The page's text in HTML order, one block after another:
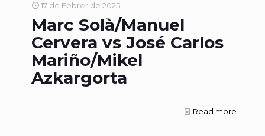
17 de Febrer de 2025
Marc Solà/Manuel
Cervera vs José Carlos
Mariño/Mikel
Azkargorta
Read more